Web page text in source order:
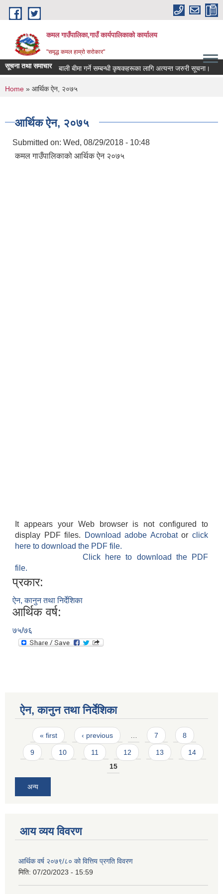
Skip to main content
कमल गाउँपालिका,गाउँ कार्यपालिकाको कार्यालय
"समृद्ध कमल हाम्रो सरोकार"
सूचना तथा समाचार बाली बीमा गर्ने सम्बन्धी कृषकहरूका लागि अत्यन्त जरुरी सूचना।
You are here
Home » आर्थिक ऐन, २०७५
आर्थिक ऐन, २०७५
Submitted on: Wed, 08/29/2018 - 10:48
कमल गाउँपालिकाको आर्थिक ऐन २०७५
It appears your Web browser is not configured to
display PDF files.
Download adobe Acrobatorclick
here to download the PDF file.
Click here to download the PDF
file.
प्रकार:
ऐन, कानुन तथा निर्देशिका
आर्थिक वर्ष:
७५/७६
ऐन, कानुन तथा निर्देशिका
Pages
« first ‹ previous … 7 8
9 10 11 12 13
14
15
अन्य
आय व्यय विवरण
आर्थिक वर्ष २०७९/८० को वित्तिय प्रगति विवरण
मिति: 07/20/2023 - 15:59